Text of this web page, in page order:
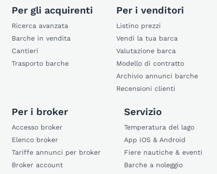
Per gli acquirenti
Ricerca avanzata
Barche in vendita
Cantieri
Trasporto barche
Per i venditori
Listino prezzi
Vendi la tua barca
Valutazione barca
Modello di contratto
Archivio annunci barche
Recensioni clienti
Per i broker
Accesso broker
Elenco broker
Tariffe annunci per broker
Broker account
Servizio
Temperatura del lago
App iOS & Android
Fiere nautiche & eventi
Barche a noleggio